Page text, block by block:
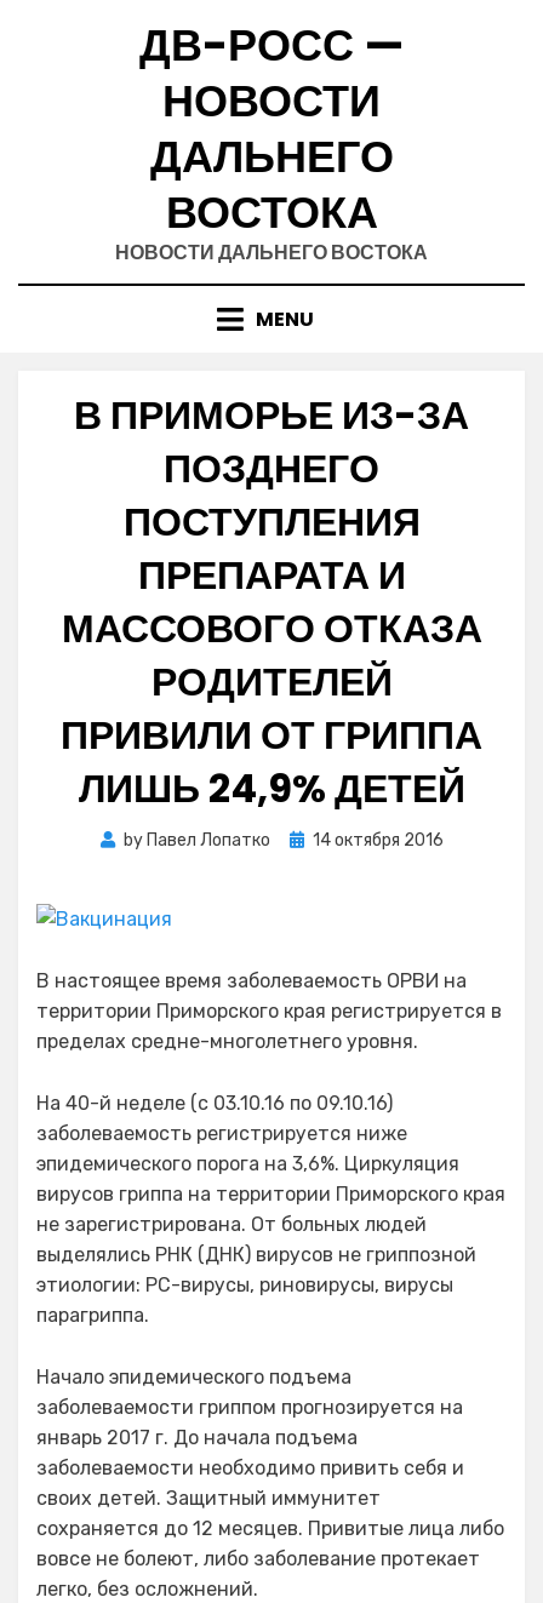
ДВ-РОСС —
НОВОСТИ
ДАЛЬНЕГО
ВОСТОКА
НОВОСТИ ДАЛЬНЕГО ВОСТОКА
MENU
В ПРИМОРЬЕ ИЗ-ЗА
ПОЗДНЕГО
ПОСТУПЛЕНИЯ
ПРЕПАРАТА И
МАССОВОГО ОТКАЗА
РОДИТЕЛЕЙ
ПРИВИЛИ ОТ ГРИППА
ЛИШЬ 24,9% ДЕТЕЙ
by Павел Лопатко
Posted
14 октября 2016
В настоящее время заболеваемость ОРВИ на
территории Приморского края регистрируется в
пределах средне-многолетнего уровня.
На 40-й неделе (с 03.10.16 по 09.10.16)
заболеваемость регистрируется ниже
эпидемического порога на 3,6%. Циркуляция
вирусов гриппа на территории Приморского края
не зарегистрирована. От больных людей
выделялись РНК (ДНК) вирусов не гриппозной
этиологии: РС-вирусы, риновирусы, вирусы
парагриппа.
Начало эпидемического подъема
заболеваемости гриппом прогнозируется на
январь 2017 г. До начала подъема
заболеваемости необходимо привить себя и
своих детей. Защитный иммунитет
сохраняется до 12 месяцев. Привитые лица либо
вовсе не болеют, либо заболевание протекает
легко, без осложнений.